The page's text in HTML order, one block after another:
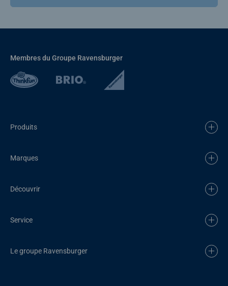
Membres du Groupe Ravensburger
Produits
Marques
Découvrir
Service
Le groupe Ravensburger